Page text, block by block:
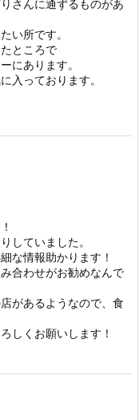
さんに通ずるものがあ
い所です。
ところで
にあります。
入っております。
していました。
な情報助かります！
合わせがお勧めなんで
があるようなので、食
しくお願いします！